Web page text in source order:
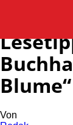
Von